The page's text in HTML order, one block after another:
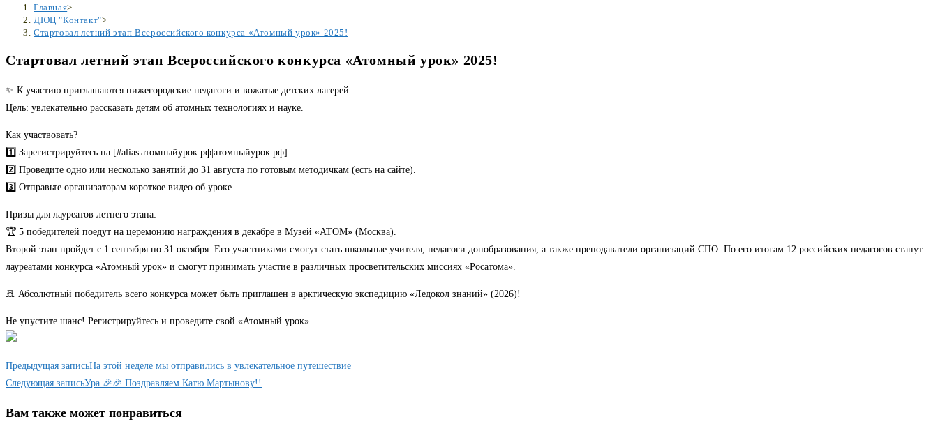
свернуть
меню
Главная>
ДЮЦ "Контакт">
Стартовал летний этап Всероссийского конкурса «Атомный урок» 2025!
Стартовал летний этап Всероссийского конкурса «Атомный урок» 2025!
✨ К участию приглашаются нижегородские педагоги и вожатые детских лагерей.
Цель: увлекательно рассказать детям об атомных технологиях и науке.
Как участвовать?
1️⃣ Зарегистрируйтесь на [#alias|атомныйурок.рф|атомныйурок.рф]
2️⃣ Проведите одно или несколько занятий до 31 августа по готовым методичкам (есть на сайте).
3️⃣ Отправьте организаторам короткое видео об уроке.
Призы для лауреатов летнего этапа:
🏆 5 победителей поедут на церемонию награждения в декабре в Музей «АТОМ» (Москва).
Второй этап пройдет с 1 сентября по 31 октября. Его участниками смогут стать школьные учителя, педагоги допобразования, а также преподаватели организаций СПО. По его итогам 12 российских педагогов станут
лауреатами конкурса «Атомный урок» и смогут принимать участие в различных просветительских миссиях «Росатома».
🚢 Абсолютный победитель всего конкурса может быть приглашен в арктическую экспедицию «Ледокол знаний» (2026)!
Не упустите шанс! Регистрируйтесь и проведите свой «Атомный урок».
Еще
статьи
Предыдущая записьНа этой неделе мы отправились в увлекательное путешествие
Следующая записьУра 🎉🎉 Поздравляем Катю Мартынову!!
Вам также может понравиться